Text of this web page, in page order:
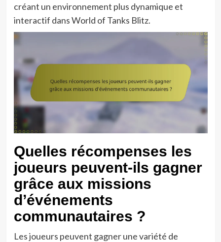
créant un environnement plus dynamique et
interactif dans World of Tanks Blitz.
Quelles récompenses les
joueurs peuvent-ils gagner
grâce aux missions
d’événements
communautaires ?
Les joueurs peuvent gagner une variété de